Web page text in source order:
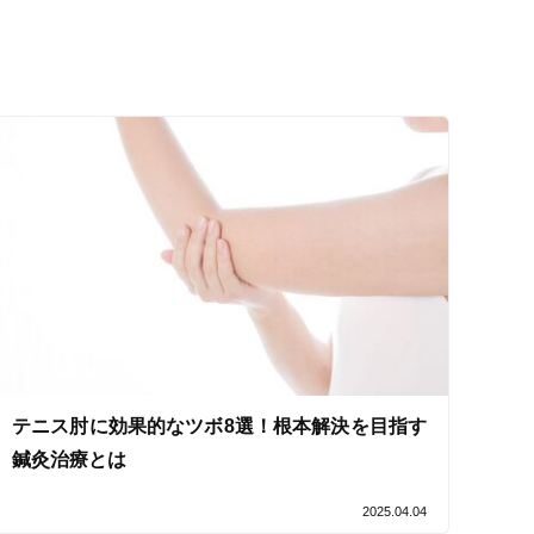
セルフケアアドバイス
テニス肘に効果的なツボ8選！根本解決を目指す
鍼灸治療とは
2025.04.04